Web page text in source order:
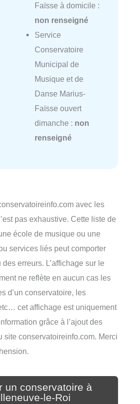
Faïsse à domicile :
non renseigné
Service
Conservatoire
Municipal de
Musique et de
Danse Marius-
Faïsse ouvert
dimanche : non
renseigné
avec les
pas exhaustive. Cette liste de
école de musique ou une
services liés peut comporter
erreurs. L’affichage sur le
ne reflète en aucun cas les
d’un conservatoire, les
cet affichage est uniquement
grâce à l’ajout des
site conservatoireinfo.com. Merci
un conservatoire à
le-Roi